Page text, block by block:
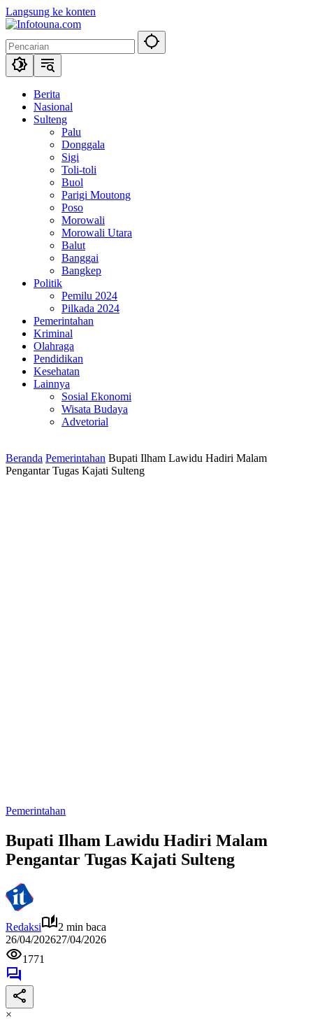
Langsung ke konten
Berita
Nasional
Sulteng
Palu
Donggala
Sigi
Toli-toli
Buol
Parigi Moutong
Poso
Morowali
Morowali Utara
Balut
Banggai
Bangkep
Politik
Pemilu 2024
Pilkada 2024
Pemerintahan
Kriminal
Olahraga
Pendidikan
Kesehatan
Lainnya
Sosial Ekonomi
Wisata Budaya
Advetorial
Beranda Pemerintahan Bupati Ilham Lawidu Hadiri Malam
Pengantar Tugas Kajati Sulteng
Pemerintahan
Bupati Ilham Lawidu Hadiri Malam
Pengantar Tugas Kajati Sulteng
Redaksi
2 min baca
26/04/202627/04/2026
1771
×